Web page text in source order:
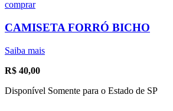
comprar
CAMISETA FORRÓ BICHO
Saiba mais
R$ 40,00
Disponível Somente para o Estado de SP